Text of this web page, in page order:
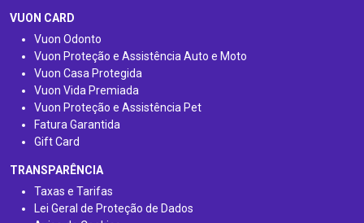
VUON CARD
Vuon Odonto
Vuon Proteção e Assistência Auto e Moto
Vuon Casa Protegida
Vuon Vida Premiada
Vuon Proteção e Assistência Pet
Fatura Garantida
Gift Card
TRANSPARÊNCIA
Taxas e Tarifas
Lei Geral de Proteção de Dados